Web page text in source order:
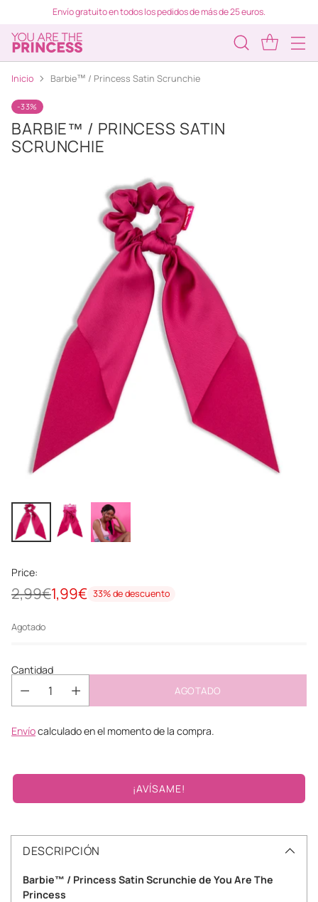
Envío gratuito en todos los pedidos de más de 25 euros.
Inicio Barbie™ / Princess Satin Scrunchie
-33%
BARBIE™ / PRINCESS SATIN
SCRUNCHIE
Price:
Precio
habitual
2,99€1,99€ 33% de descuento
Agotado
Cantidad
AGOTADO
Envíocalculado en el momento de la compra.
¡AVÍSAME!
DESCRIPCIÓN
Barbie™ / Princess Satin Scrunchie de You Are The
Princess